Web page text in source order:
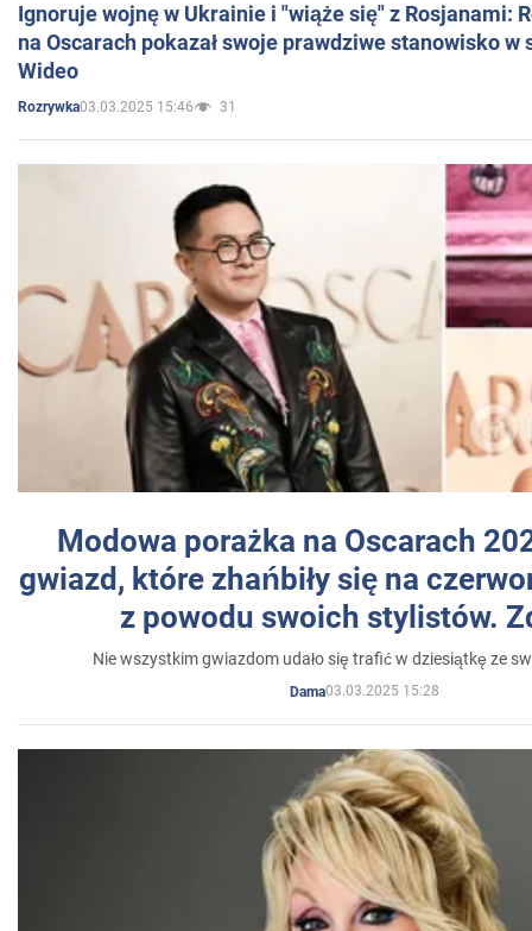
Ignoruje wojnę w Ukrainie i "wiąże się" z Rosjanami:
na Oscarach pokazał swoje prawdziwe stanowisko w
Wideo
Rozrywka03.03.2025 15:46 31
Modowa porażka na Oscarach
gwiazd, które zhańbiły się na
z powodu swoich stylistów.
Nie wszystkim gwiazdom udało się trafić w dziesiątkę ze
Dama03.03.2025 15:28